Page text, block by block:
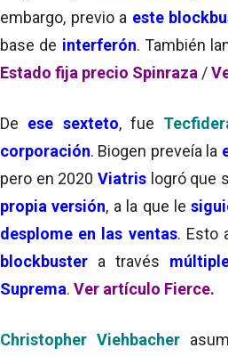
embargo, previo a este
base de interferón. También
Estado fija precio Spinraza /
De ese sexteto, fue
corporación. Biogen preveía la
pero en 2020 Viatris logró que
propia versión, a la que le
desplome en las ventas. Esto
blockbuster a través
Suprema. Ver artículo Fierce.
Christopher Viehbacher